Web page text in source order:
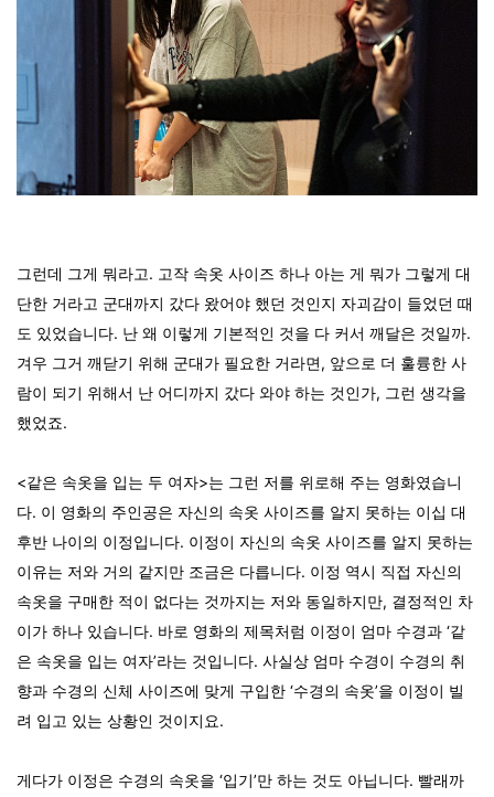
그런데 그게 뭐라고. 고작 속옷 사이즈 하나 아는 게 뭐가 그렇게 대
단한 거라고 군대까지 갔다 왔어야 했던 것인지 자괴감이 들었던 때
도 있었습니다. 난 왜 이렇게 기본적인 것을 다 커서 깨달은 것일까.
겨우 그거 깨닫기 위해 군대가 필요한 거라면, 앞으로 더 훌륭한 사
람이 되기 위해서 난 어디까지 갔다 와야 하는 것인가, 그런 생각을
했었죠.
<같은 속옷을 입는 두 여자>는 그런 저를 위로해 주는 영화였습니
다. 이 영화의 주인공은 자신의 속옷 사이즈를 알지 못하는 이십 대
후반 나이의 이정입니다. 이정이 자신의 속옷 사이즈를 알지 못하는
이유는 저와 거의 같지만 조금은 다릅니다. 이정 역시 직접 자신의
속옷을 구매한 적이 없다는 것까지는 저와 동일하지만, 결정적인 차
이가 하나 있습니다. 바로 영화의 제목처럼 이정이 엄마 수경과 ‘같
은 속옷을 입는 여자’라는 것입니다. 사실상 엄마 수경이 수경의 취
향과 수경의 신체 사이즈에 맞게 구입한 ‘수경의 속옷’을 이정이 빌
려 입고 있는 상황인 것이지요.
게다가 이정은 수경의 속옷을 ‘입기’만 하는 것도 아닙니다. 빨래까